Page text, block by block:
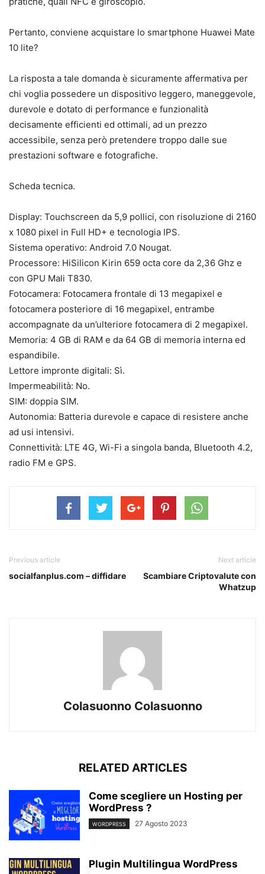
Pertanto, conviene acquistare lo smartphone Huawei Mate
10 lite?
La risposta a tale domanda è sicuramente affermativa per
chi voglia possedere un dispositivo leggero, maneggevole,
durevole e dotato di performance e funzionalità
decisamente efficienti ed ottimali, ad un prezzo
accessibile, senza però pretendere troppo dalle sue
prestazioni software e fotografiche.
Scheda tecnica.
Display: Touchscreen da 5,9 pollici, con risoluzione di 2160
x 1080 pixel in Full HD+ e tecnologia IPS.
Sistema operativo: Android 7.0 Nougat.
Processore: HiSilicon Kirin 659 octa core da 2,36 Ghz e
con GPU Mali T830.
Fotocamera: Fotocamera frontale di 13 megapixel e
fotocamera posteriore di 16 megapixel, entrambe
accompagnate da un’ulteriore fotocamera di 2 megapixel.
Memoria: 4 GB di RAM e da 64 GB di memoria interna ed
espandibile.
Lettore impronte digitali: Sì.
Impermeabilità: No.
SIM: doppia SIM.
Autonomia: Batteria durevole e capace di resistere anche
ad usi intensivi.
Connettività: LTE 4G, Wi-Fi a singola banda, Bluetooth 4.2,
radio FM e GPS.
Previous article
socialfanplus.com – diffidare
Next article
Scambiare Criptovalute con
Whatzup
Colasuonno Colasuonno
RELATED ARTICLES
Come scegliere un Hosting per
WordPress ?
WORDPRESS 27 Agosto 2023
Plugin Multilingua WordPress